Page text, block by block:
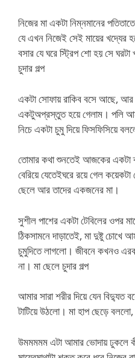
নিজের মা একটা নিম্নমানের
যে এখন নিজেই সেই মায়ের খদ্যের
বসার যে ঘরে স্ট্রিপ শো হয় সে
চুদার গল্প
একটা সোফায় রাকিব বসে আছে, আর
একটুঅপ্রস্তুত হয়ে গেলাম। পলি
নিচে একটা চুমু দিয়ে ফিসফিসিয়ে
তোমার কথা শুনতেই আজকের একটা
বেরিয়ে যেতেইঘরে রয়ে গেল
ছেলে আর তাদের একজনের মা।
সুশীল পাশের একটা টেবিলের ওপর
ঠিকসামনে দাড়াতেই, মা দুষ্টু চোখে
চুমুদিতে লাগলো। জীবনে কখনও
না। মা ছেলে চুদার গল্প
আমার সারা শরীর দিয়ে যেন বিদ্যুত
টাটিয়ে উঠলো। মা হাপ ছেড়ে
উমমমমম এটা আমার ভোদায় ঢুকলে